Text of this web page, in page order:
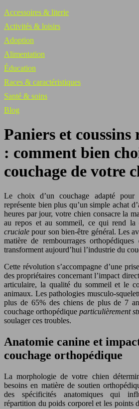
Accessoires & literie
Activités & loisirs
Adoption
Alimentation
Éducation
Races & caractéristiques
Santé & soins
Blog
Paniers et
: comment bien
couchage de votre
Le choix d’un couchage adapté pour
représente bien plus qu’un simple achat
heures par jour, votre chien consacre la
au repos et au sommeil, ce qui rend la
cruciale pour son bien-être général. Les
matière de rembourrages
transforment aujourd’hui l’industrie du
Cette révolution s’accompagne d’une
des propriétaires concernant l’impact
articulaire, la qualité du sommeil et le
animaux. Les pathologies musculo-
plus de 65% des chiens de plus de 7
couchage orthopédique particulièrement
soulager ces troubles.
Anatomie canine et
couchage orthopédique
La morphologie de votre chien
besoins en matière de soutien
des spécificités anatomiques qui
répartition du poids corporel et les points